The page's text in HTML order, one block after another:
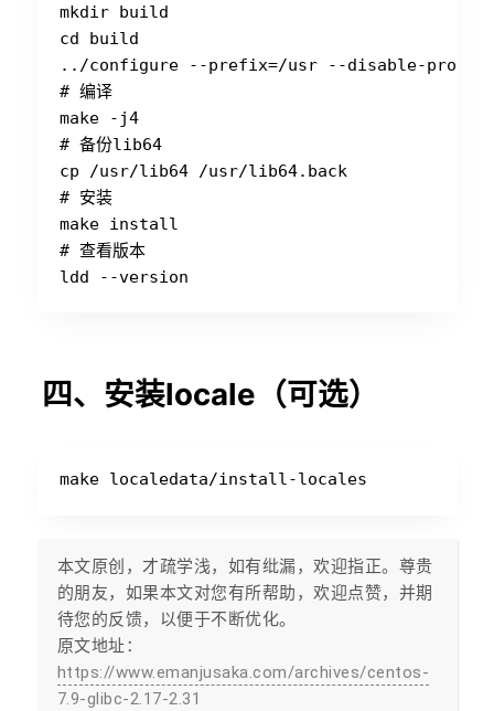
mkdir build
cd build
../configure --prefix=/usr --disable-profile
# 编译
make -j4
# 备份lib64
cp /usr/lib64 /usr/lib64.back
# 安装
make install
# 查看版本
四、安装locale（可选）
本文原创，才疏学浅，如有纰漏，欢迎指正。尊贵
的朋友，如果本文对您有所帮助，欢迎点赞，并期
待您的反馈，以便于不断优化。
原文地址：
https://www.emanjusaka.com/archives/centos-
7.9-glibc-2.17-2.31